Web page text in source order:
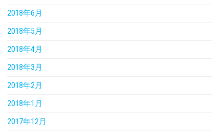
2018年6月
2018年5月
2018年4月
2018年3月
2018年2月
2018年1月
2017年12月